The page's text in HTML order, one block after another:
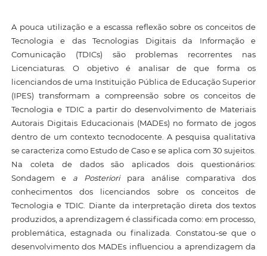
A pouca utilização e a escassa reflexão sobre os conceitos de
Tecnologia e das Tecnologias Digitais da Informação e
Comunicação (TDICs) são problemas recorrentes nas
Licenciaturas. O objetivo é analisar de que forma os
licenciandos de uma Instituição Pública de Educação Superior
(IPES) transformam a compreensão sobre os conceitos de
Tecnologia e TDIC a partir do desenvolvimento de Materiais
Autorais Digitais Educacionais (MADEs) no formato de jogos
dentro de um contexto tecnodocente. A pesquisa qualitativa
se caracteriza como Estudo de Caso e se aplica com 30 sujeitos.
Na coleta de dados são aplicados dois questionários:
Sondagem e a Posterioripara análise comparativa dos
conhecimentos dos licenciandos sobre os conceitos de
Tecnologia e TDIC. Diante da interpretação direta dos textos
produzidos, a aprendizagem é classificada como: em processo,
problemática, estagnada ou finalizada. Constatou-se que o
desenvolvimento dos MADEs influenciou a aprendizagem da